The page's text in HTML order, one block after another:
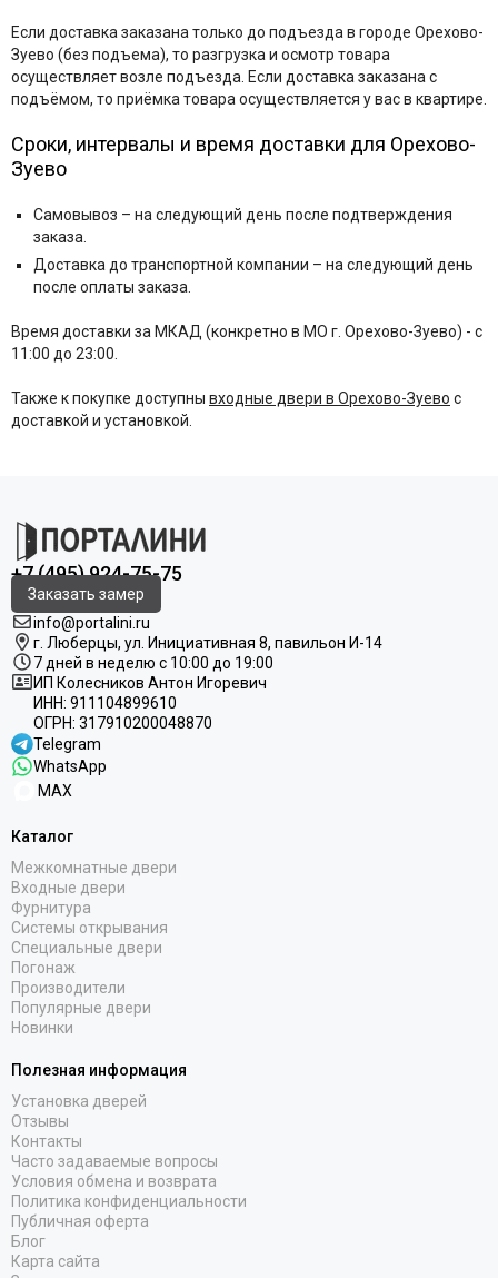
Если доставка заказана только до подъезда в городе Орехово-
Зуево (без подъема), то разгрузка и осмотр товара
осуществляет возле подъезда. Если доставка заказана с
подъёмом, то приёмка товара осуществляется у вас в квартире.
Сроки, интервалы и время доставки для Орехово-
Зуево
Самовывоз – на следующий день после подтверждения
заказа.
Доставка до транспортной компании – на следующий день
после оплаты заказа.
Время доставки за МКАД (конкретно в МО г. Орехово-Зуево) - с
11:00 до 23:00.
Также к покупке доступны входные двери в Орехово-Зуево с
доставкой и установкой.
+7 (495) 924-75-75
Заказать замер
info@portalini.ru
г. Люберцы, ул. Инициативная 8, павильон И-14
7 дней в неделю с 10:00 до 19:00
ИП Колесников Антон Игоревич
ИНН: 911104899610
ОГРН: 317910200048870
Telegram
WhatsApp
MAX
Каталог
Межкомнатные двери
Входные двери
Фурнитура
Системы открывания
Специальные двери
Погонаж
Производители
Популярные двери
Новинки
Полезная информация
Установка дверей
Отзывы
Контакты
Часто задаваемые вопросы
Условия обмена и возврата
Политика конфиденциальности
Публичная оферта
Блог
Карта сайта